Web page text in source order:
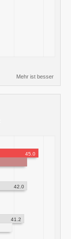
Mehr ist besser
45.0
42.0
41.2